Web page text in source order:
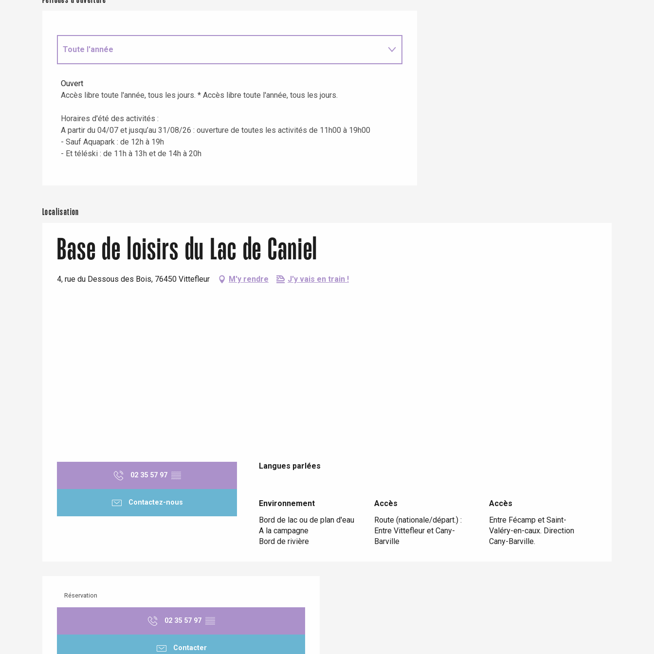
Toute l'année
Ouvert
Accès libre toute l'année, tous les jours. * Accès libre toute l'année, tous les jours.
Horaires d'été des activités :
A partir du 04/07 et jusqu’au 31/08/26 : ouverture de toutes les activités de 11h00 à 19h00
- Sauf Aquapark : de 12h à 19h
- Et téléski : de 11h à 13h et de 14h à 20h
Localisation
Base de loisirs du Lac de Caniel
4, rue du Dessous des Bois, 76450 Vittefleur M'y rendre J'y vais en train !
02 35 57 97 ▒▒
Contactez-nous
Langues parlées
Langues parlées
Environnement
Environnement
Bord de lac ou de plan d'eau
A la campagne
Bord de rivière
Accès
Accès
Route (nationale/départ.) :
Entre Vittefleur et Cany-
Barville
Accès
Accès
Entre Fécamp et Saint-
Valéry-en-caux. Direction
Cany-Barville.
Réservation
02 35 57 97 ▒▒
Contacter